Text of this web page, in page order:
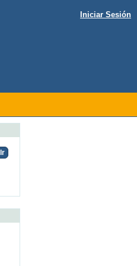
Iniciar Sesión